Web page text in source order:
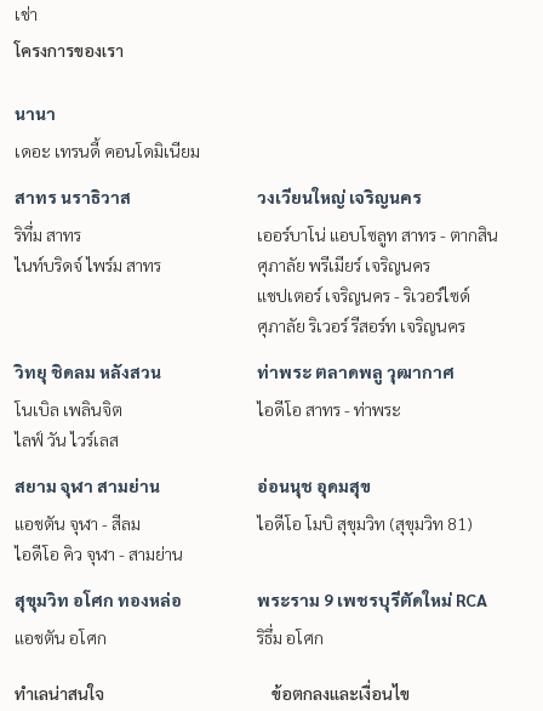
เช่า
โครงการของเรา
นานา
เดอะ เทรนดี้ คอนโดมิเนียม
สาทร นราธิวาส
ริทึ่ม สาทร
ไนท์บริดจ์ ไพร์ม สาทร
วงเวียนใหญ่ เจริญนคร
เออร์บาโน่ แอบโซลูท สาทร - ตากสิน
ศุภาลัย พรีเมียร์ เจริญนคร
แชปเตอร์ เจริญนคร - ริเวอร์ไซด์
ศุภาลัย ริเวอร์ รีสอร์ท เจริญนคร
วิทยุ ชิดลม หลังสวน
โนเบิล เพลินจิต
ไลฟ์ วัน ไวร์เลส
ท่าพระ ตลาดพลู วุฒากาศ
ไอดีโอ สาทร - ท่าพระ
สยาม จุฬา สามย่าน
แอชตัน จุฬา - สีลม
ไอดีโอ คิว จุฬา - สามย่าน
อ่อนนุช อุดมสุข
ไอดีโอ โมบิ สุขุมวิท (สุขุมวิท 81)
สุขุมวิท อโศก ทองหล่อ
แอชตัน อโศก
พระราม 9 เพชรบุรีตัดใหม่ RCA
ริธึ่ม อโศก
ทำเลน่าสนใจ ข้อตกลงและเงื่อนไข